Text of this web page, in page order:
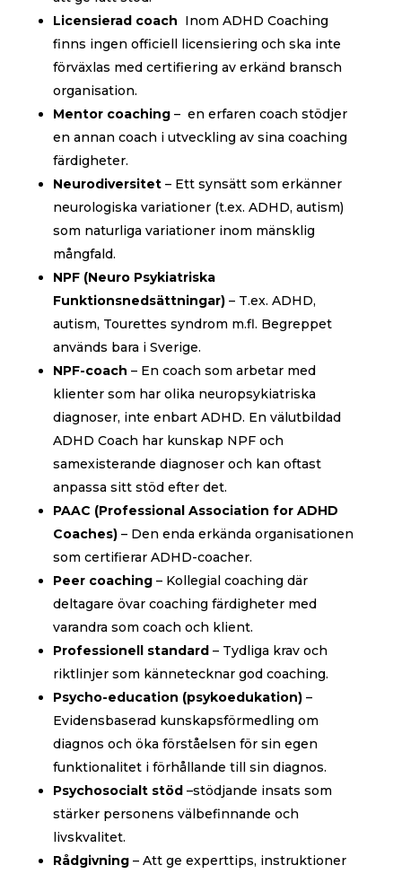
Licensierad coach Inom ADHD Coaching
finns ingen officiell licensiering och ska inte
förväxlas med certifiering av erkänd bransch
organisation.
Mentor coaching– en erfaren coach stödjer
en annan coach i utveckling av sina coaching
färdigheter.
Neurodiversitet– Ett synsätt som erkänner
neurologiska variationer (t.ex. ADHD, autism)
som naturliga variationer inom mänsklig
mångfald.
NPF (Neuro Psykiatriska
Funktionsnedsättningar)– T.ex. ADHD,
autism, Tourettes syndrom m.fl. Begreppet
används bara i Sverige.
NPF-coach – En coach som arbetar med
klienter som har olika neuropsykiatriska
diagnoser, inte enbart ADHD. En välutbildad
ADHD Coach har kunskap NPF och
samexisterande diagnoser och kan oftast
anpassa sitt stöd efter det.
PAAC (Professional Association for ADHD
Coaches)– Den enda erkända organisationen
som certifierar ADHD-coacher.
Peer coaching– Kollegial coaching där
deltagare övar coaching färdigheter med
varandra som coach och klient.
Professionell standard– Tydliga krav och
riktlinjer som kännetecknar god coaching.
Psycho-education (psykoedukation)–
Evidensbaserad kunskapsförmedling om
diagnos och öka förståelsen för sin egen
funktionalitet i förhållande till sin diagnos.
Psychosocialt stöd–stödjande insats som
stärker personens välbefinnande och
livskvalitet.
Rådgivning – Att ge experttips, instruktioner